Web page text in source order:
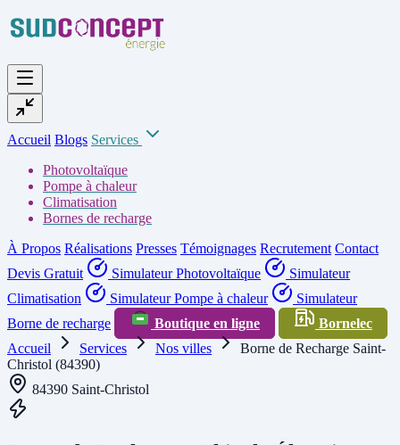
Accueil Blogs Services
Photovoltaïque
Pompe à chaleur
Climatisation
Bornes de recharge
À Propos Réalisations Presses Témoignages Recrutement Contact
Devis Gratuit
Simulateur Photovoltaïque
Simulateur
Climatisation
Simulateur Pompe à chaleur
Simulateur
Borne de recharge
Boutique en ligne
Bornelec
Accueil
Services Nos villes
Borne de Recharge Saint-
Christol (84390)
84390 Saint-Christol